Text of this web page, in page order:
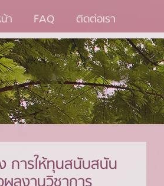
า
FAQ ติดต่อเรา
การให้ทุนสนับสนัน